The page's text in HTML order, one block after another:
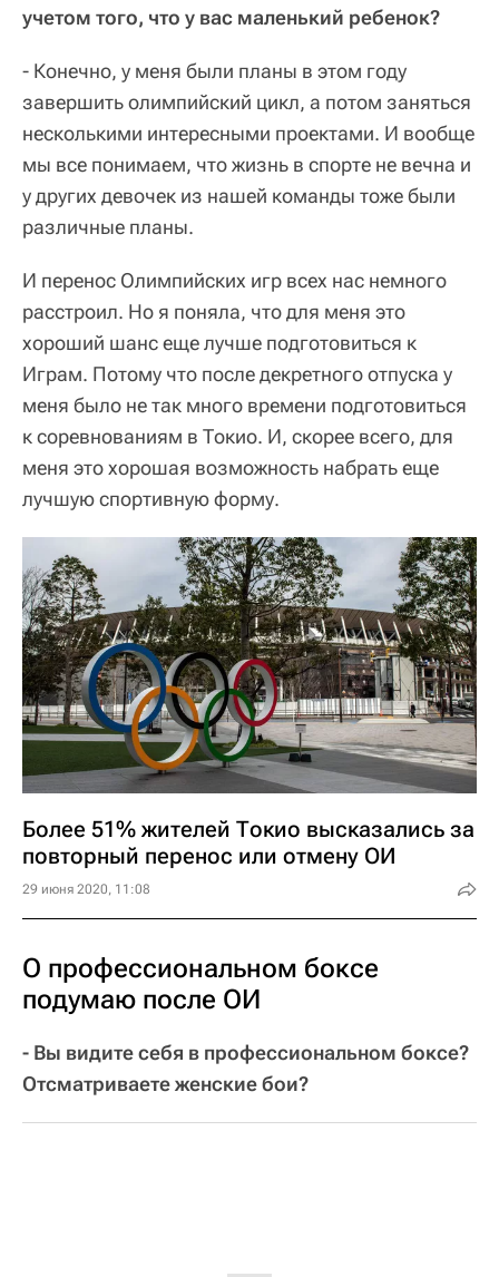
учетом того, что у вас маленький ребенок?
- Конечно, у меня были планы в этом году
завершить олимпийский цикл, а потом заняться
несколькими интересными проектами. И вообще
мы все понимаем, что жизнь в спорте не вечна и
у других девочек из нашей команды тоже были
различные планы.
И перенос Олимпийских игр всех нас немного
расстроил. Но я поняла, что для меня это
хороший шанс еще лучше подготовиться к
Играм. Потому что после декретного отпуска у
меня было не так много времени подготовиться
к соревнованиям в Токио. И, скорее всего, для
меня это хорошая возможность набрать еще
лучшую спортивную форму.
Более 51% жителей Токио высказались за
повторный перенос или отмену ОИ
29 июня 2020, 11:08
О профессиональном боксе
подумаю после ОИ
- Вы видите себя в профессиональном боксе?
Отсматриваете женские бои?